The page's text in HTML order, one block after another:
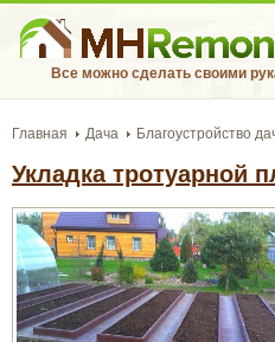
Все можно сделать своими
Главная Дача Благоустройство
Укладка тротуарной